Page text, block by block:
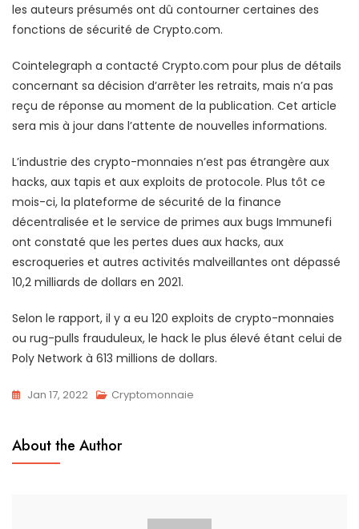
les auteurs présumés ont dû contourner certaines des
fonctions de sécurité de Crypto.com.
Cointelegraph a contacté Crypto.com pour plus de détails
concernant sa décision d’arrêter les retraits, mais n’a pas
reçu de réponse au moment de la publication. Cet article
sera mis à jour dans l’attente de nouvelles informations.
L’industrie des crypto-monnaies n’est pas étrangère aux
hacks, aux tapis et aux exploits de protocole. Plus tôt ce
mois-ci, la plateforme de sécurité de la finance
décentralisée et le service de primes aux bugs Immunefi
ont constaté que les pertes dues aux hacks, aux
escroqueries et autres activités malveillantes ont dépassé
10,2 milliards de dollars en 2021.
Selon le rapport, il y a eu 120 exploits de crypto-monnaies
ou rug-pulls frauduleux, le hack le plus élevé étant celui de
Poly Network à 613 millions de dollars.
Jan 17, 2022 Cryptomonnaie
About the Author